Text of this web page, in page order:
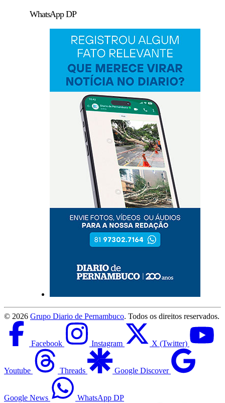
WhatsApp DP
© 2026 Grupo Diario de Pernambuco. Todos os direitos reservados.
Facebook Instagram X (Twitter)
Youtube Threads Google Discover
Google News WhatsApp DP